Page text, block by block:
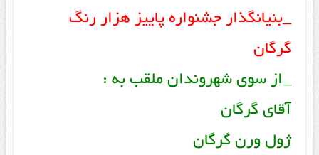
_بنیانگذار جشنواره پاییز هزار رنگ
گرگان
_از سوی شهروندان ملقب به :
آقای گرگان
ژول ورن گرگان